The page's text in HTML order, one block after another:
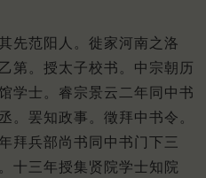
先范阳人。徙家河南之洛
第。授太子校书。中宗朝历
学士。睿宗景云二年同中书
。罢知政事。徵拜中书令。
拜兵部尚书同中书门下三
十三年授集贤院学士知院